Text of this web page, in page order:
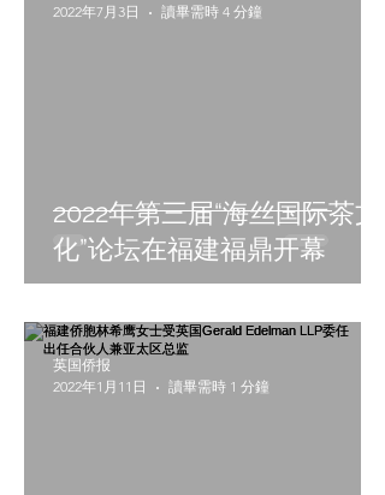
2022年第三届“海丝国际茶文
化”论坛在福建福鼎开幕
2022年7月3日
讀畢需時 4 分鐘
英国侨报
2022年1月11日
讀畢需時 1 分鐘